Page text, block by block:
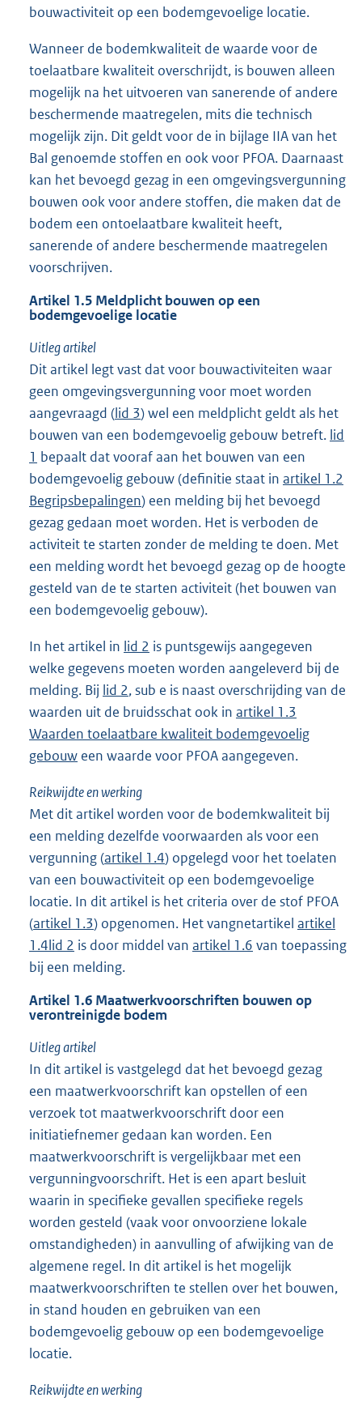
bouwactiviteit op een bodemgevoelige locatie.
Wanneer de bodemkwaliteit de waarde voor de
toelaatbare kwaliteit overschrijdt, is bouwen alleen
mogelijk na het uitvoeren van sanerende of andere
beschermende maatregelen, mits die technisch
mogelijk zijn. Dit geldt voor de in bijlage IIA van het
Bal genoemde stoffen en ook voor PFOA. Daarnaast
kan het bevoegd gezag in een omgevingsvergunning
bouwen ook voor andere stoffen, die maken dat de
bodem een ontoelaatbare kwaliteit heeft,
sanerende of andere beschermende maatregelen
voorschrijven.
Artikel 1.5 Meldplicht bouwen op een
bodemgevoelige locatie
Uitleg artikel
Dit artikel legt vast dat voor bouwactiviteiten waar
geen omgevingsvergunning voor moet worden
aangevraagd (lid 3) wel een meldplicht geldt als het
bouwen van een bodemgevoelig gebouw betreft. lid
1 bepaalt dat vooraf aan het bouwen van een
bodemgevoelig gebouw (definitie staat in artikel 1.2
Begripsbepalingen) een melding bij het bevoegd
gezag gedaan moet worden. Het is verboden de
activiteit te starten zonder de melding te doen. Met
een melding wordt het bevoegd gezag op de hoogte
gesteld van de te starten activiteit (het bouwen van
een bodemgevoelig gebouw).
In het artikel in lid 2 is puntsgewijs aangegeven
welke gegevens moeten worden aangeleverd bij de
melding. Bij lid 2, sub e is naast overschrijding van de
waarden uit de bruidsschat ook in artikel 1.3
Waarden toelaatbare kwaliteit bodemgevoelig
gebouw een waarde voor PFOA aangegeven.
Reikwijdte en werking
Met dit artikel worden voor de bodemkwaliteit bij
een melding dezelfde voorwaarden als voor een
vergunning (artikel 1.4) opgelegd voor het toelaten
van een bouwactiviteit op een bodemgevoelige
locatie. In dit artikel is het criteria over de stof PFOA
(artikel 1.3) opgenomen. Het vangnetartikel artikel
1.4lid 2 is door middel van artikel 1.6 van toepassing
bij een melding.
Artikel 1.6 Maatwerkvoorschriften bouwen op
verontreinigde bodem
Uitleg artikel
In dit artikel is vastgelegd dat het bevoegd gezag
een maatwerkvoorschrift kan opstellen of een
verzoek tot maatwerkvoorschrift door een
initiatiefnemer gedaan kan worden. Een
maatwerkvoorschrift is vergelijkbaar met een
vergunningvoorschrift. Het is een apart besluit
waarin in specifieke gevallen specifieke regels
worden gesteld (vaak voor onvoorziene lokale
omstandigheden) in aanvulling of afwijking van de
algemene regel. In dit artikel is het mogelijk
maatwerkvoorschriften te stellen over het bouwen,
in stand houden en gebruiken van een
bodemgevoelig gebouw op een bodemgevoelige
locatie.
Reikwijdte en werking